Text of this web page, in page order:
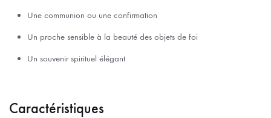
Une communion ou une confirmation
Un proche sensible à la beauté des objets de foi
Un souvenir spirituel élégant
Caractéristiques